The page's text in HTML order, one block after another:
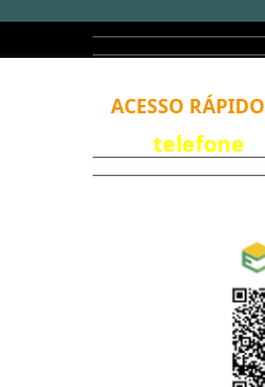
ACESSO RÁPIDO
telefone